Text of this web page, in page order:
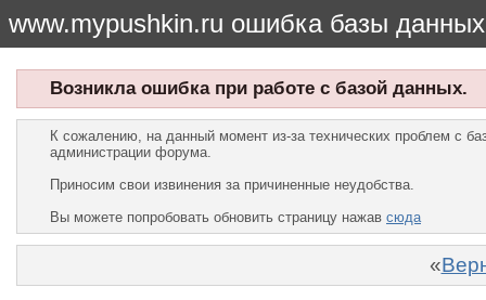
www.mypushkin.ru ошибка базы данных
Возникла ошибка при работе с базой данных.
К сожалению, на данный момент из-за технических проблем с
администрации форума.
Приносим свои извинения за причиненные неудобства.
Вы можете попробовать обновить страницу нажав сюда
«